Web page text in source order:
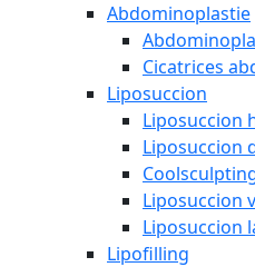
Abdominoplastie
Cicatrices
Liposuccion
Liposuccion
Liposuccion
Liposuccion
Liposuccion
Lipofilling